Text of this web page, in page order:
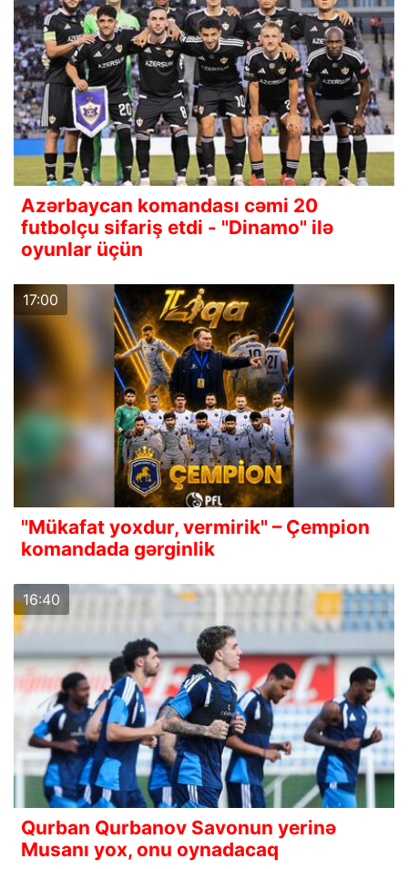
Azərbaycan komandası cəmi 20
futbolçu sifariş etdi - "Dinamo" ilə
oyunlar üçün
17:00
"Mükafat yoxdur, vermirik" – Çempion
komandada gərginlik
16:40
Qurban Qurbanov Savonun yerinə
Musanı yox, onu oynadacaq